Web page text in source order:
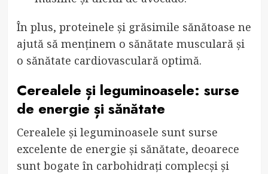
În plus, proteinele și grăsimile sănătoase ne
ajută să menținem o sănătate musculară și
o sănătate cardiovasculară optimă.
Cerealele și leguminoasele: surse
de energie și sănătate
Cerealele și leguminoasele sunt surse
excelente de energie și sănătate, deoarece
sunt bogate în carbohidrați complecși și